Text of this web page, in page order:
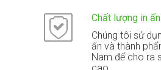
Chất lượng in ấn
Chúng tôi sử
ấn và thành
Nam để cho ra